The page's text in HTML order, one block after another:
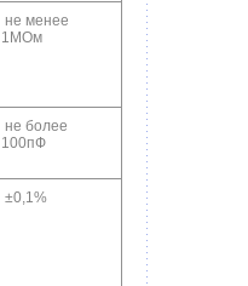
не менее
1МОм
не более
100пФ
±0,1%